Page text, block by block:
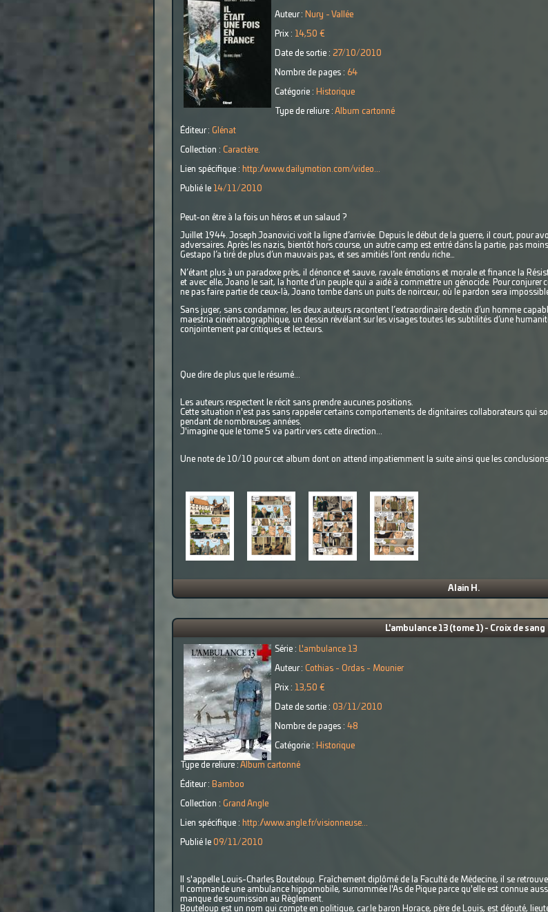
Auteur : Nury - Vallée
Prix : 14,50 €
Date de sortie : 27/10/2010
Nombre de pages : 64
Catégorie : Historique
Type de reliure : Album cartonné
Éditeur : Glénat
Collection : Caractère.
Lien spécifique : http://www.dailymotion.com/video...
Publié le 14/11/2010
Peut-on être à la fois un héros et un salaud ?
Juillet 1944. Joseph Joanovici voit la ligne d’arrivée. Depuis le début de la guerre, il court, pour
adversaires. Après les nazis, bientôt hors course, un autre camp est entré dans la partie, pas
Gestapo l’a tiré de plus d’un mauvais pas, et ses amitiés l’ont rendu riche…
N’étant plus à un paradoxe près, il dénonce et sauve, ravale émotions et morale et finance la
et avec elle, Joano le sait, la honte d’un peuple qui a aidé à commettre un génocide. Pour
ne pas faire partie de ceux-là, Joano tombe dans un puits de noirceur, où le pardon sera
Sans juger, sans condamner, les deux auteurs racontent l’extraordinaire destin d’un homme
maestria cinématographique, un dessin révélant sur les visages toutes les subtilités d’une
conjointement par critiques et lecteurs.
Que dire de plus que le résumé...
Les auteurs respectent le récit sans prendre aucunes positions.
Cette situation n'est pas sans rappeler certains comportements de dignitaires collaborateurs qui
pendant de nombreuses années.
J'imagine que le tome 5 va partir vers cette direction...
Une note de 10/10 pour cet album dont on attend impatiemment la suite ainsi que les conclusions.
Alain H.
L'ambulance 13 (tome 1) - Croix de sang
Série : L'ambulance 13
Auteur : Cothias - Ordas - Mounier
Prix : 13,50 €
Date de sortie : 03/11/2010
Nombre de pages : 48
Catégorie : Historique
Type de reliure : Album cartonné
Éditeur : Bamboo
Collection : Grand Angle
Lien spécifique : http://www.angle.fr/visionneuse...
Publié le 09/11/2010
Il s'appelle Louis-Charles Bouteloup. Fraîchement diplômé de la Faculté de Médecine, il se
Il commande une ambulance hippomobile, surnommée l'As de Pique parce qu'elle est connue
manque de soumission au Règlement.
Bouteloup est un nom qui compte en politique, car le baron Horace, père de Louis, est député,